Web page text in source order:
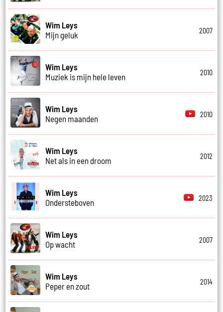
Wim Leys
Mijn geluk
2007
Wim Leys
Muziek is mijn hele leven
2010
Wim Leys
Negen maanden
2010
Wim Leys
Net als in een droom
2012
Wim Leys
Ondersteboven
2023
Wim Leys
Op wacht
2007
Wim Leys
Peper en zout
2014